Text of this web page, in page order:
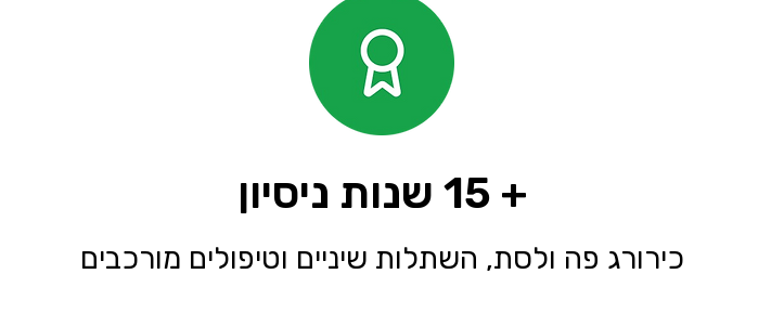
+ 15 שנות ניסיון
כירורג פה ולסת, השתלות שיניים וטיפולים מורכבים